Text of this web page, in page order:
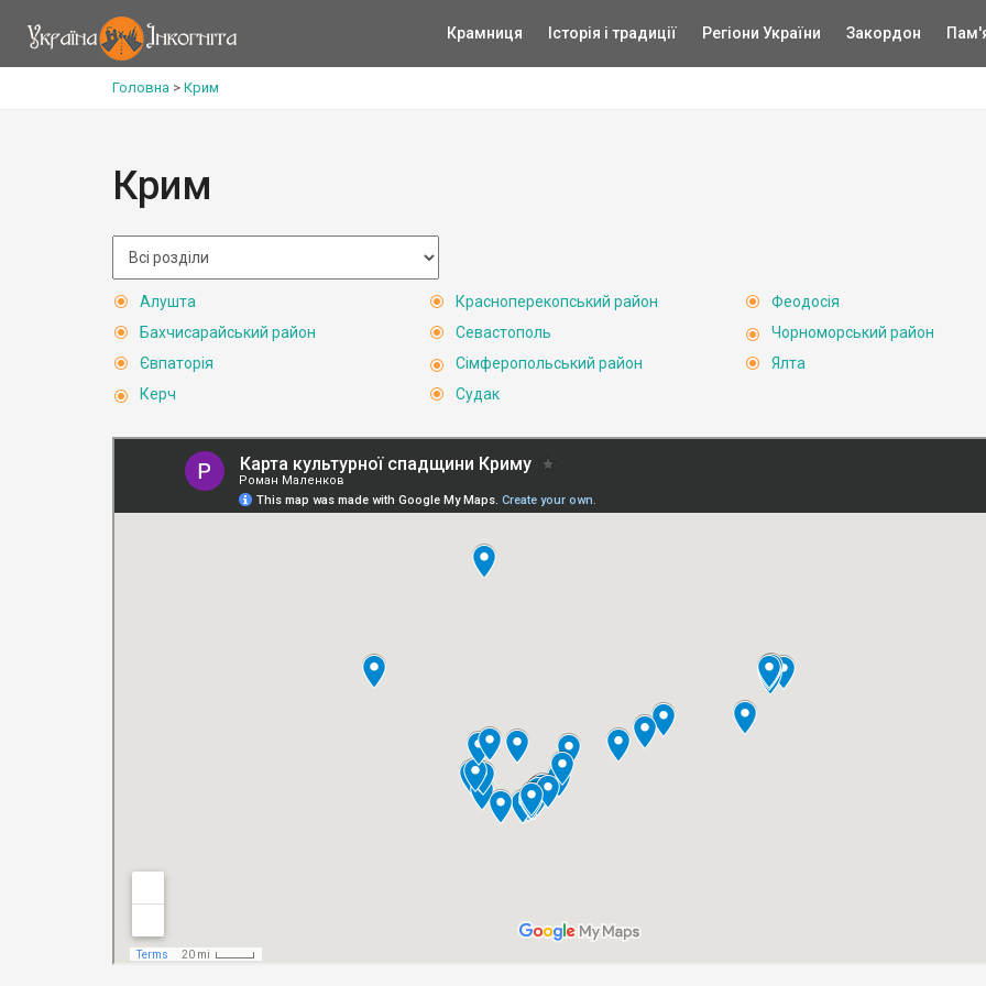
Крамниця Історія і традиції Регіони України Закордон
Головна > Крим
Крим
Алушта
Бахчисарайський район
Євпаторія
Керч
Красноперекопський район
Севастополь
Сімферопольський район
Судак
Феодосія
Чорноморський район
Ялта